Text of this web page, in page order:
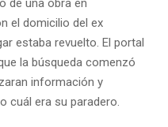
de una obra en
el domicilio del ex
estaba revuelto. El portal
la búsqueda comenzó
información y
cuál era su paradero.